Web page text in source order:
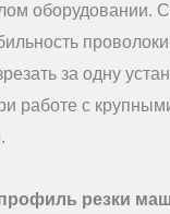
оборудовании.
за одну
работе с
резки